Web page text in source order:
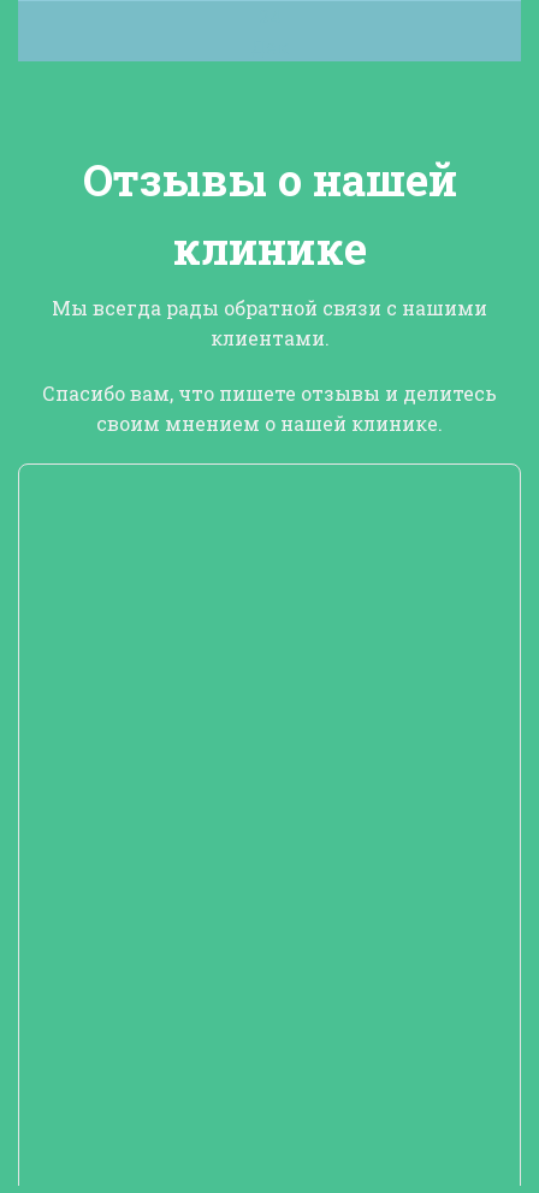
Отзывы о нашей
клинике
Мы всегда рады обратной связи с нашими
клиентами.
Спасибо вам, что пишете отзывы и делитесь
своим мнением о нашей клинике.